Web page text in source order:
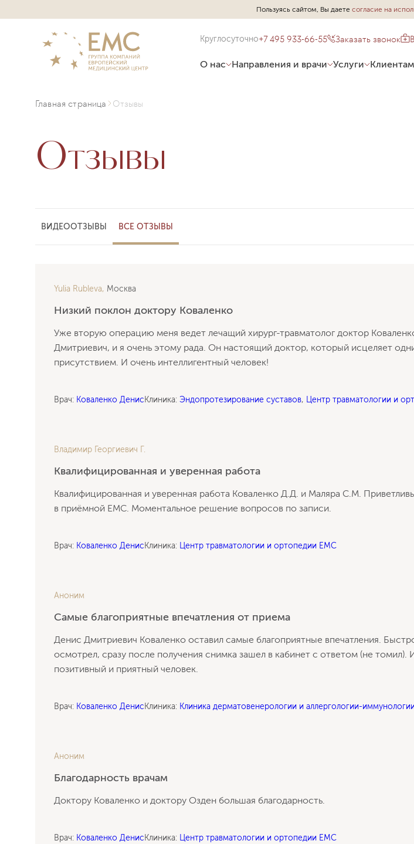
Пользуясь сайтом, Вы даете согласие на
Круглосуточно+7 495 933-66-55 Заказать звонок
О нас Направления и врачи Услуги
Главная страница Отзывы
Отзывы
ВИДЕООТЗЫВЫ ВСЕ ОТЗЫВЫ
Отзыв Ирины о лечении неврита
Отзыв нашего клиента
ЕМС
простаты
Yulia Rubleva, Москва
Низкий поклон доктору Коваленко
Уже вторую операцию меня ведет лечащий хирург-травматолог доктор
Дмитриевич, и я очень этому рада. Он настоящий доктор, который исцеляет
присутствием. И очень интеллигентный человек!
Врач: Коваленко ДенисКлиника: Эндопротезирование суставов, Центр травматологии и
Владимир Георгиевич Г.
Квалифицированная и уверенная работа
Квалифицированная и уверенная работа Коваленко Д.Д. и Маляра С.М.
в приёмной EMC. Моментальное решение вопросов по записи.
Врач: Коваленко ДенисКлиника: Центр травматологии и ортопедии EMC
Аноним
Самые благоприятные впечатления от приема
Денис Дмитриевич Коваленко оставил самые благоприятные впечатления.
осмотрел, сразу после получения снимка зашел в кабинет с ответом (не
позитивный и приятный человек.
Врач: Коваленко ДенисКлиника: Клиника дерматовенерологии и аллергологии-
Аноним
Благодарность врачам
Доктору Коваленко и доктору Озден большая благодарность.
Врач: Коваленко ДенисКлиника: Центр травматологии и ортопедии EMC